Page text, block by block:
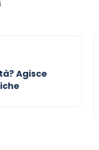
Agisce